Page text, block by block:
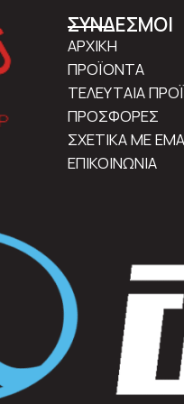
ΣΥΝΔΕΣΜΟΙ
ΑΡΧΙΚΗ
ΠΡΟΪΟΝΤΑ
ΤΕΛΕΥΤΑΙΑ
ΠΡΟΣΦΟΡΕΣ
ΣΧΕΤΙΚΑ ΜΕ
ΕΠΙΚΟΙΝΩΝΙΑ